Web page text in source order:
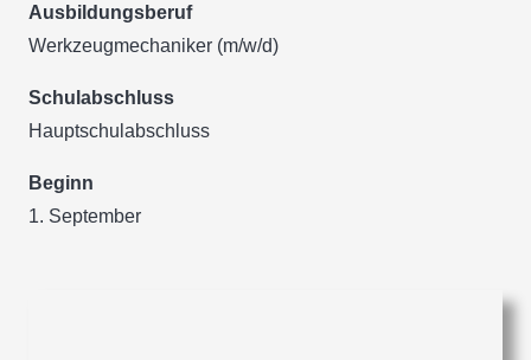
Ausbildungsberuf
Werkzeugmechaniker (m/w/d)
Schulabschluss
Hauptschulabschluss
Beginn
1. September